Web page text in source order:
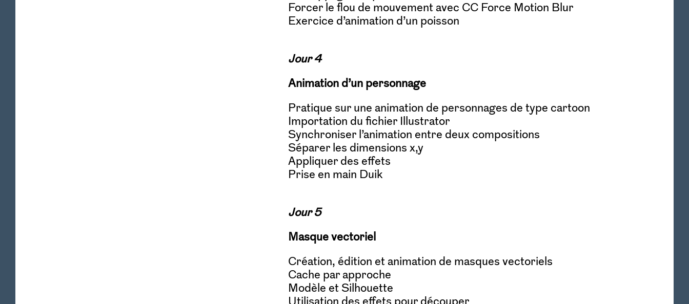
Forcer le flou de mouvement avec CC Force Motion Blur
Exercice d’animation d’un poisson
Jour 4
Animation d’un personnage
Pratique sur une animation de personnages de type cartoon
Importation du fichier Illustrator
Synchroniser l’animation entre deux compositions
Séparer les dimensions x,y
Appliquer des effets
Prise en main Duik
Jour 5
Masque vectoriel
Création, édition et animation de masques vectoriels
Cache par approche
Modèle et Silhouette
Utilisation des effets pour découper